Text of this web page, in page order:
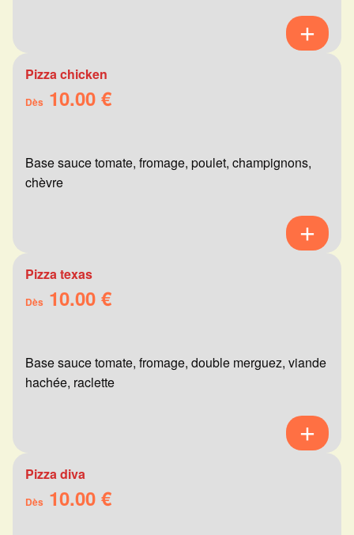
Pizza chicken
Dès 10.00 €
Base sauce tomate, fromage, poulet, champignons,
chèvre
Pizza texas
Dès 10.00 €
Base sauce tomate, fromage, double merguez, viande
hachée, raclette
Pizza diva
Dès 10.00 €